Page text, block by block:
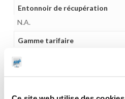
Entonnoir de récupération
N.A.
Gamme tarifaire